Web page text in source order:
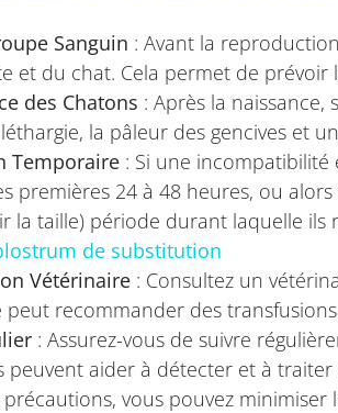
Sanguin : Avant la
et du chat. Cela permet de prévoir
des Chatons : Après la
la pâleur des gencives et
Temporaire : Si une incompatibilité
premières 24 à 48 heures, ou
la taille) période durant laquelle
de substitution
Vétérinaire : Consultez un
peut recommander des
: Assurez-vous de suivre
peuvent aider à détecter et à
vous pouvez minimiser